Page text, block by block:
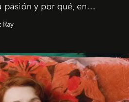
y por qué, en
puede esperar. “Es
confiesa.